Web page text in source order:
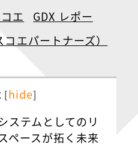
エ GDX レポー
エパートナーズ）
[hide]
ステムとしてのリ
ペースが拓く未来